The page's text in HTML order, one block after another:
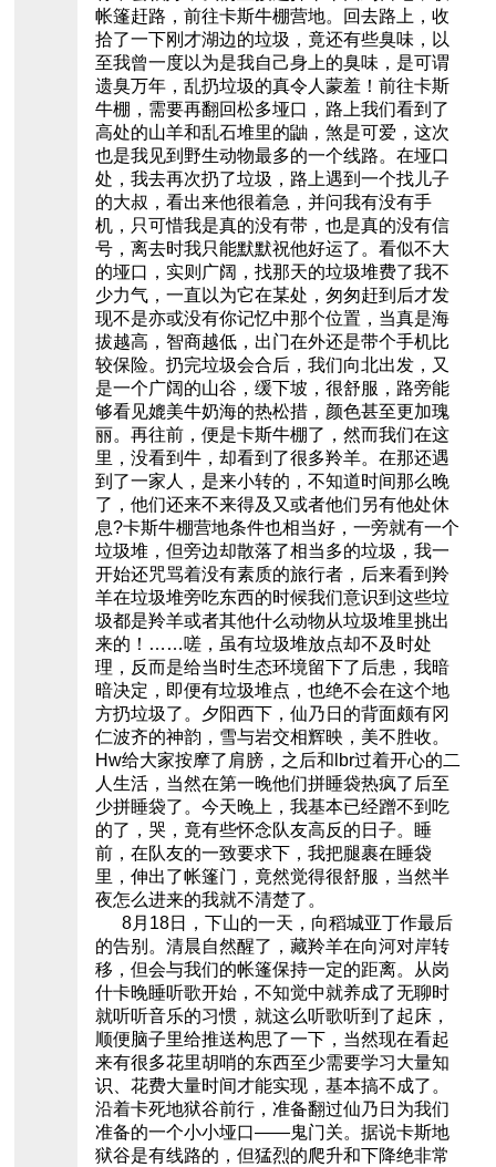
帐篷赶路，前往卡斯牛棚营地。回去路上，收
拾了一下刚才湖边的垃圾，竟还有些臭味，以
至我曾一度以为是我自己身上的臭味，是可谓
遗臭万年，乱扔垃圾的真令人蒙羞！前往卡斯
牛棚，需要再翻回松多垭口，路上我们看到了
高处的山羊和乱石堆里的鼬，煞是可爱，这次
也是我见到野生动物最多的一个线路。在垭口
处，我去再次扔了垃圾，路上遇到一个找儿子
的大叔，看出来他很着急，并问我有没有手
机，只可惜我是真的没有带，也是真的没有信
号，离去时我只能默默祝他好运了。看似不大
的垭口，实则广阔，找那天的垃圾堆费了我不
少力气，一直以为它在某处，匆匆赶到后才发
现不是亦或没有你记忆中那个位置，当真是海
拔越高，智商越低，出门在外还是带个手机比
较保险。扔完垃圾会合后，我们向北出发，又
是一个广阔的山谷，缓下坡，很舒服，路旁能
够看见媲美牛奶海的热松措，颜色甚至更加瑰
丽。再往前，便是卡斯牛棚了，然而我们在这
里，没看到牛，却看到了很多羚羊。在那还遇
到了一家人，是来小转的，不知道时间那么晚
了，他们还来不来得及又或者他们另有他处休
息?卡斯牛棚营地条件也相当好，一旁就有一个
垃圾堆，但旁边却散落了相当多的垃圾，我一
开始还咒骂着没有素质的旅行者，后来看到羚
羊在垃圾堆旁吃东西的时候我们意识到这些垃
圾都是羚羊或者其他什么动物从垃圾堆里挑出
来的！……嗟，虽有垃圾堆放点却不及时处
理，反而是给当时生态环境留下了后患，我暗
暗决定，即便有垃圾堆点，也绝不会在这个地
方扔垃圾了。夕阳西下，仙乃日的背面颇有冈
仁波齐的神韵，雪与岩交相辉映，美不胜收。
Hw给大家按摩了肩膀，之后和lbr过着开心的二
人生活，当然在第一晚他们拼睡袋热疯了后至
少拼睡袋了。今天晚上，我基本已经蹭不到吃
的了，哭，竟有些怀念队友高反的日子。睡
前，在队友的一致要求下，我把腿裹在睡袋
里，伸出了帐篷门，竟然觉得很舒服，当然半
夜怎么进来的我就不清楚了。
8月18日，下山的一天，向稻城亚丁作最后
的告别。清晨自然醒了，藏羚羊在向河对岸转
移，但会与我们的帐篷保持一定的距离。从岗
什卡晚睡听歌开始，不知觉中就养成了无聊时
就听听音乐的习惯，就这么听歌听到了起床，
顺便脑子里给推送构思了一下，当然现在看起
来有很多花里胡哨的东西至少需要学习大量知
识、花费大量时间才能实现，基本搞不成了。
沿着卡死地狱谷前行，准备翻过仙乃日为我们
准备的一个小小垭口——鬼门关。据说卡斯地
狱谷是有线路的，但猛烈的爬升和下降绝非常